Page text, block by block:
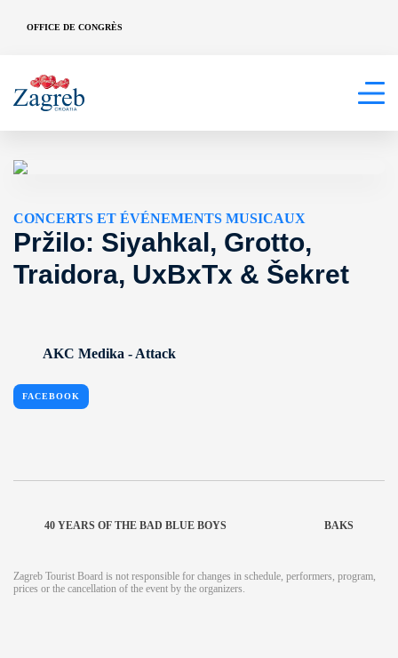
OFFICE DE CONGRÈS
CONCERTS ET ÉVÉNEMENTS MUSICAUX
Pržilo: Siyahkal, Grotto,
Traidora, UxBxTx & Šekret
AKC Medika - Attack
FACEBOOK
40 YEARS OF THE BAD BLUE BOYS BAKS
Zagreb Tourist Board is not responsible for changes in schedule, performers, program,
prices or the cancellation of the event by the organizers.